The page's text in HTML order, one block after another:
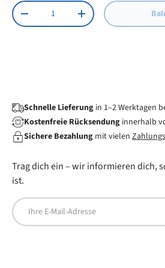
Anzahl
Menge verringernMenge erhöhen
Schnelle Lieferung in 1–2 Werktagen
Kostenfreie Rücksendung innerhalb
Sichere Bezahlung mit vielen
Trag dich ein – wir informieren dich,
ist.
E-Mail